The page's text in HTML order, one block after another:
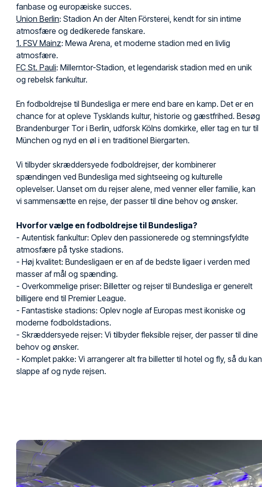
fanbase og europæiske succes.
Union Berlin: Stadion An der Alten Försterei, kendt for sin intime
atmosfære og dedikerede fanskare.
1. FSV Mainz: Mewa Arena, et moderne stadion med en livlig
atmosfære.
FC St. Pauli: Millerntor-Stadion, et legendarisk stadion med en unik
og rebelsk fankultur.
En fodboldrejse til Bundesliga er mere end bare en kamp. Det er en
chance for at opleve Tysklands kultur, historie og gæstfrihed. Besøg
Brandenburger Tor i Berlin, udforsk Kölns domkirke, eller tag en tur til
München og nyd en øl i en traditionel Biergarten.
Vi tilbyder skræddersyede fodboldrejser, der kombinerer
spændingen ved Bundesliga med sightseeing og kulturelle
oplevelser. Uanset om du rejser alene, med venner eller familie, kan
vi sammensætte en rejse, der passer til dine behov og ønsker.
Hvorfor vælge en fodboldrejse til Bundesliga?
- Autentisk fankultur: Oplev den passionerede og stemningsfyldte
atmosfære på tyske stadions.
- Høj kvalitet: Bundesligaen er en af de bedste ligaer i verden med
masser af mål og spænding.
- Overkommelige priser: Billetter og rejser til Bundesliga er generelt
billigere end til Premier League.
- Fantastiske stadions: Oplev nogle af Europas mest ikoniske og
moderne fodboldstadions.
- Skræddersyede rejser: Vi tilbyder fleksible rejser, der passer til dine
behov og ønsker.
- Komplet pakke: Vi arrangerer alt fra billetter til hotel og fly, så du kan
slappe af og nyde rejsen.